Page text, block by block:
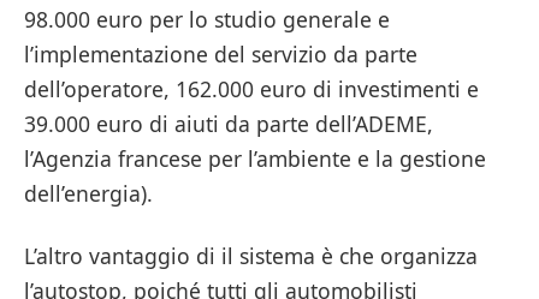
98.000 euro per lo studio generale e
l’implementazione del servizio da parte
dell’operatore, 162.000 euro di investimenti e
39.000 euro di aiuti da parte dell’ADEME,
l’Agenzia francese per l’ambiente e la gestione
dell’energia).
L’altro vantaggio di il sistema è che organizza
l’autostop, poiché tutti gli automobilisti